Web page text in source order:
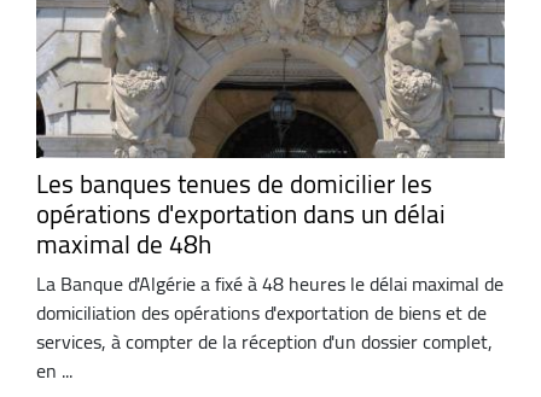
Les banques tenues de domicilier les
opérations d'exportation dans un délai
maximal de 48h
La Banque d'Algérie a fixé à 48 heures le délai maximal de
domiciliation des opérations d'exportation de biens et de
services, à compter de la réception d'un dossier complet,
en ...